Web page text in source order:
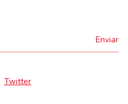
Twitter